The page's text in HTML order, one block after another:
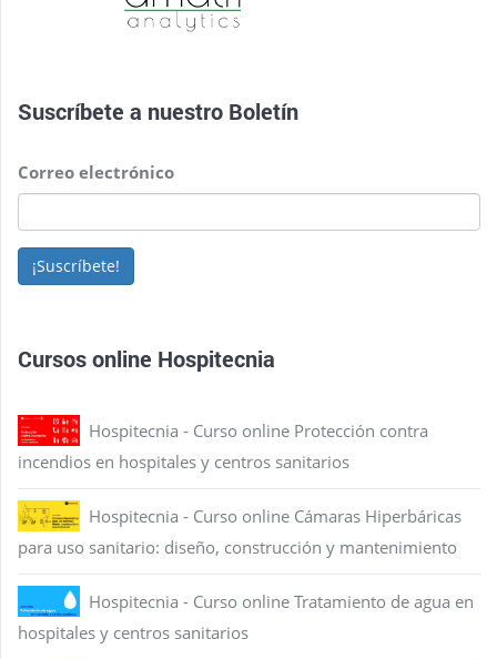
Suscríbete a nuestro Boletín
Correo electrónico
¡Suscríbete!
Cursos online Hospitecnia
Hospitecnia - Curso online Protección contra
incendios en hospitales y centros sanitarios
Hospitecnia - Curso online Cámaras Hiperbáricas
para uso sanitario: diseño, construcción y mantenimiento
Hospitecnia - Curso online Tratamiento de agua en
hospitales y centros sanitarios